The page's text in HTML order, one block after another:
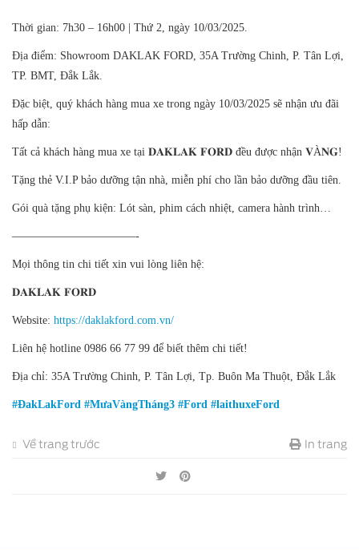
Thời gian: 7h30 – 16h00 | Thứ 2, ngày 10/03/2025.
Địa điểm: Showroom DAKLAK FORD, 35A Trường Chinh, P. Tân Lợi,
TP. BMT, Đắk Lắk.
Đặc biệt, quý khách hàng mua xe trong ngày 10/03/2025 sẽ nhận ưu đãi
hấp dẫn:
Tất cả khách hàng mua xe tại 𝐃𝐀𝐊𝐋𝐀𝐊 𝐅𝐎𝐑𝐃 đều được nhận 𝐕À𝐍𝐆!
Tặng thẻ V.I.P bảo dưỡng tận nhà, miễn phí cho lần bảo dưỡng đầu tiên.
Gói quà tặng phụ kiện: Lót sàn, phim cách nhiệt, camera hành trình…
———————————-
Mọi thông tin chi tiết xin vui lòng liên hệ:
𝐃𝐀𝐊𝐋𝐀𝐊 𝐅𝐎𝐑𝐃
Website: https://daklakford.com.vn/
Liên hệ hotline 0986 66 77 99 để biết thêm chi tiết!
Địa chỉ: 35A Trường Chinh, P. Tân Lợi, Tp. Buôn Ma Thuột, Đắk Lắk
#ĐakLakFord #MưaVàngTháng3 #Ford #laithuxeFord
Về trang trước In trang